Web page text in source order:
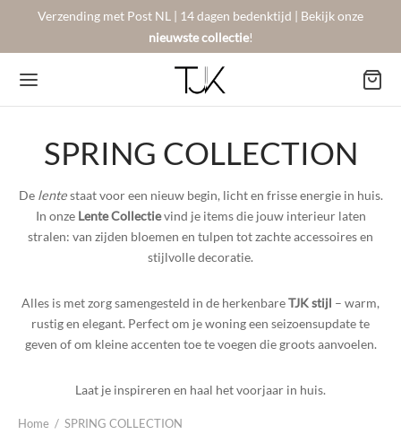
Verzending met Post NL | 14 dagen bedenktijd | Bekijk onze
nieuwste collectie!
SPRING COLLECTION
De lentestaat voor een nieuw begin, licht en frisse energie in huis.
In onze Lente Collectievind je items die jouw interieur laten
stralen: van zijden bloemen en tulpen tot zachte accessoires en
stijlvolle decoratie.
Alles is met zorg samengesteld in de herkenbareTJK stijl – warm,
rustig en elegant. Perfect om je woning een seizoensupdate te
geven of om kleine accenten toe te voegen die groots aanvoelen.
Laat je inspireren en haal het voorjaar in huis.
Home / SPRING COLLECTION
Favorites
BERGER
Policy